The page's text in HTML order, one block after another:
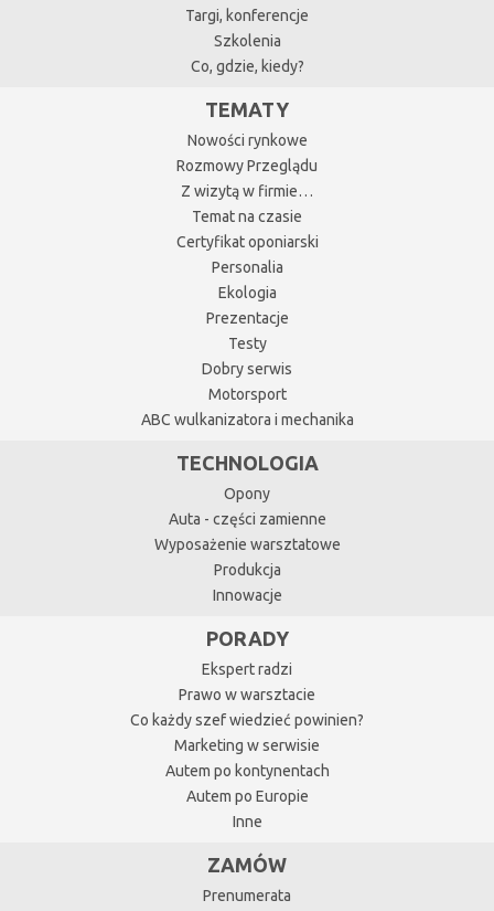
Targi, konferencje
Szkolenia
Co, gdzie, kiedy?
TEMATY
Nowości rynkowe
Rozmowy Przeglądu
Z wizytą w firmie…
Temat na czasie
Certyfikat oponiarski
Personalia
Ekologia
Prezentacje
Testy
Dobry serwis
Motorsport
ABC wulkanizatora i mechanika
TECHNOLOGIA
Opony
Auta - części zamienne
Wyposażenie warsztatowe
Produkcja
Innowacje
PORADY
Ekspert radzi
Prawo w warsztacie
Co każdy szef wiedzieć powinien?
Marketing w serwisie
Autem po kontynentach
Autem po Europie
Inne
ZAMÓW
Prenumerata